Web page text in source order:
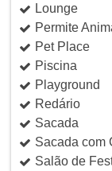
Lounge
Permite
Pet Place
Piscina
Playground
Redário
Sacada
Sacada com
Salão de